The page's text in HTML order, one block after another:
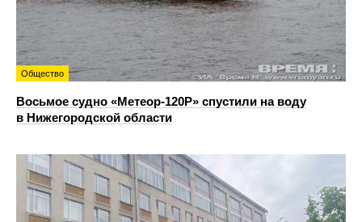
Общество
Восьмое судно «Метеор-120Р» спустили на воду
в Нижегородской области